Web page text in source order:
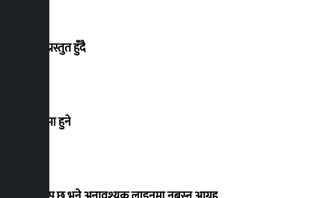
विधेयक प्रस्तुत हुँदै
कात्तिकमा हुने